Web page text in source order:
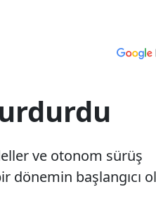
ve otonom sürüş
dönemin başlangıcı